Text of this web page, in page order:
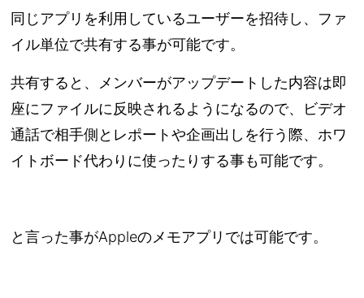
同じアプリを利用しているユーザーを招待し、ファ
イル単位で共有する事が可能です。
共有すると、メンバーがアップデートした内容は即
座にファイルに反映されるようになるので、ビデオ
通話で相手側とレポートや企画出しを行う際、ホワ
イトボード代わりに使ったりする事も可能です。
と言った事がAppleのメモアプリでは可能です。